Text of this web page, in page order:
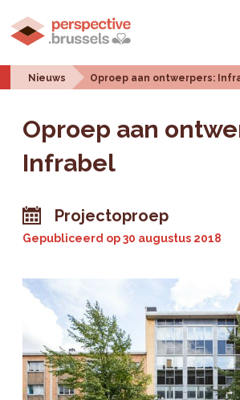
Nieuws Oproep aan ontwerpers:
Oproep aan
Infrabel
Projectoproep
Gepubliceerd op30 augustus 2018